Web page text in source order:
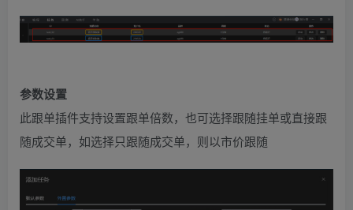
参数设置
此跟单插件支持设置跟单倍数，也可选择跟随挂单或直接跟
随成交单，如选择只跟随成交单，则以市价跟随